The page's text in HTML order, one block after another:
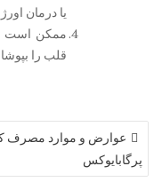
یا درمان
ممکن است
قلب را
عوارض و موارد مصرف
پرگابایوکس